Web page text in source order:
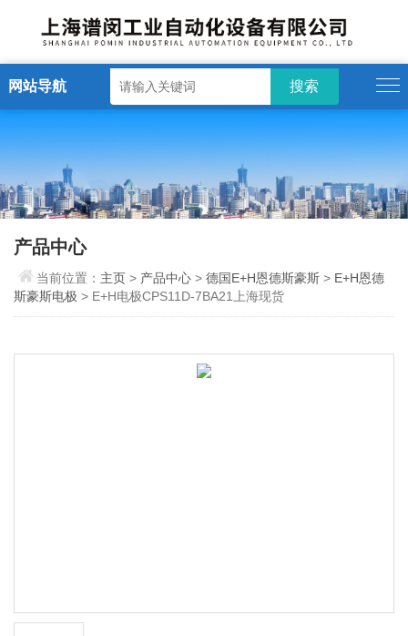
网站导航
产品中心
当前位置： 主页> 产品中心 >德国E+H恩德斯豪斯 > E+H恩德
斯豪斯电极 > E+H电极CPS11D-7BA21上海现货